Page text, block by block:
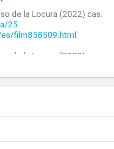
de la Locura (2022) cas.
25
film858509.html
de la Locura (2022) cas.
26
film563654.html